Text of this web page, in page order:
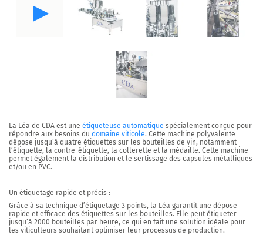
La Léa de CDA est une étiqueteuse automatique spécialement conçue pour
répondre aux besoins du domaine viticole. Cette machine polyvalente
dépose jusqu’à quatre étiquettes sur les bouteilles de vin, notamment
l’étiquette, la contre-étiquette, la collerette et la médaille. Cette machine
permet également la distribution et le sertissage des capsules métalliques
et/ou en PVC.
Un étiquetage rapide et précis :
Grâce à sa technique d’étiquetage 3 points, la Léa garantit une dépose
rapide et efficace des étiquettes sur les bouteilles. Elle peut étiqueter
jusqu’à 2000 bouteilles par heure, ce qui en fait une solution idéale pour
les viticulteurs souhaitant optimiser leur processus de production.